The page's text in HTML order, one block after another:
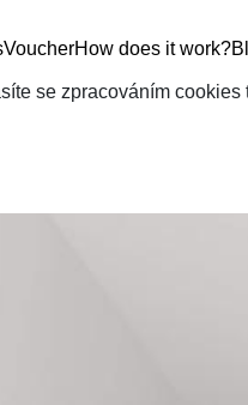
VoucherHow does it work?
se zpracováním cookies